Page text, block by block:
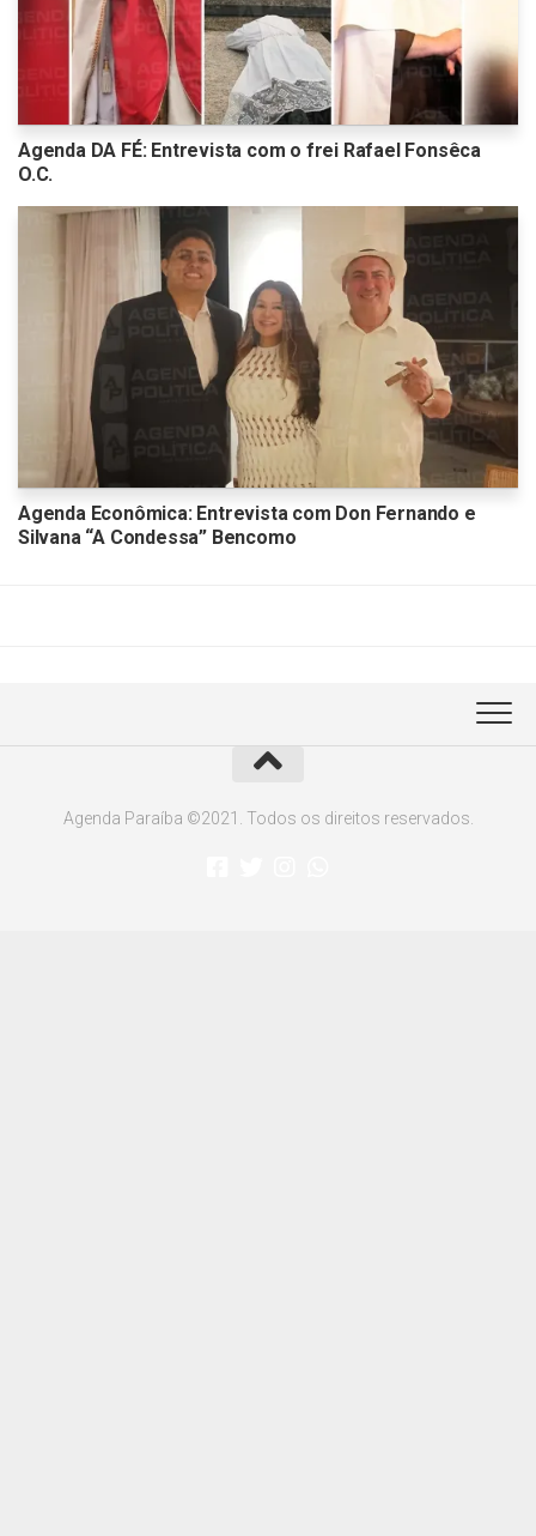
Agenda DA FÉ: Entrevista com o frei Rafael Fonsêca
O.C.
Agenda Econômica: Entrevista com Don Fernando e
Silvana “A Condessa” Bencomo
Agenda Paraíba ©2021. Todos os direitos reservados.